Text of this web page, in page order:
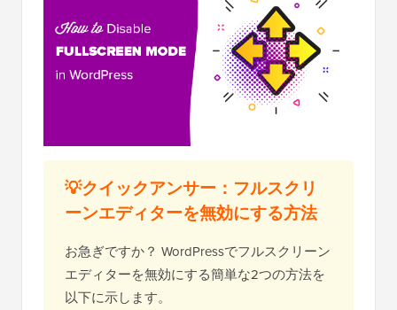
💡クイックアンサー：フルスクリ
ーンエディターを無効にする方法
お急ぎですか？ WordPressでフルスクリーン
エディターを無効にする簡単な2つの方法を
以下に示します。